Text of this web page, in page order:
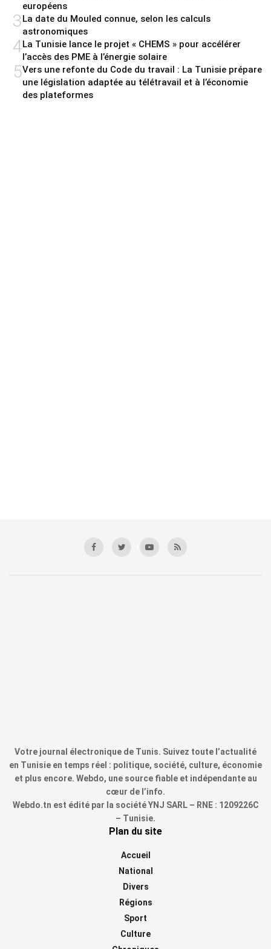
européens
3La date du Mouled connue, selon les calculs
astronomiques
4La Tunisie lance le projet « CHEMS » pour accélérer
l’accès des PME à l’énergie solaire
5Vers une refonte du Code du travail : La Tunisie prépare
une législation adaptée au télétravail et à l’économie
des plateformes
Votre journal électronique de Tunis. Suivez toute l’actualité
en Tunisie en temps réel : politique, société, culture, économie
et plus encore. Webdo, une source fiable et indépendante au
cœur de l’info.
Webdo.tn est édité par la société YNJ SARL – RNE : 1209226C
– Tunisie.
Plan du site
Accueil
National
Divers
Régions
Sport
Culture